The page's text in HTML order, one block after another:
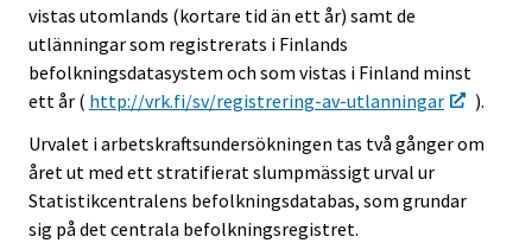
vistas utomlands (kortare tid än ett år) samt de
utlänningar som registrerats i Finlands
befolkningsdatasystem och som vistas i Finland minst
ett år ( http://vrk.fi/sv/registrering-av-utlanningar
).
Urvalet i arbetskraftsundersökningen tas två gånger om
året ut med ett stratifierat slumpmässigt urval ur
Statistikcentralens befolkningsdatabas, som grundar
sig på det centrala befolkningsregistret.